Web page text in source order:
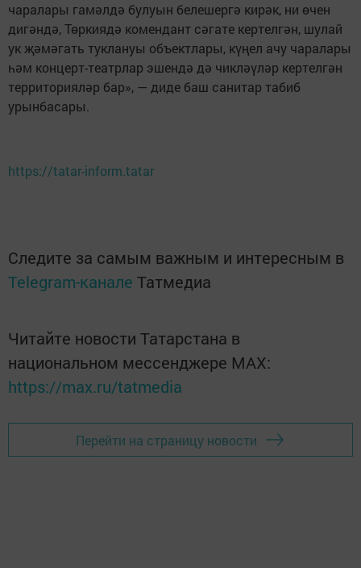
чаралары гамәлдә булуын белешергә кирәк, ни өчен
дигәндә, Төркиядә комендант сәгате кертелгән, шулай
ук җәмәгать туклануы объектлары, күңел ачу чаралары
һәм концерт-театрлар эшендә дә чикләүләр кертелгән
территорияләр бар», — диде баш санитар табиб
урынбасары.
https://tatar-inform.tatar
Следите за самым важным и интересным в
Telegram-канале Татмедиа
Читайте новости Татарстана в
национальном мессенджере MАХ:
https://max.ru/tatmedia
Перейти на страницу новости